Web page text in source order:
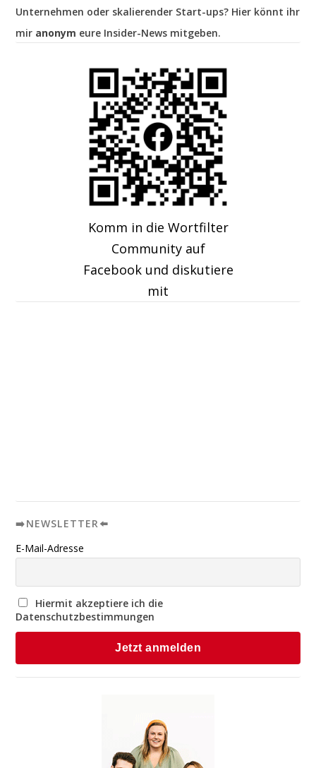
Unternehmen oder skalierender Start-ups? Hier könnt ihr
mir anonym eure Insider-News mitgeben.
Komm in die Wortfilter
Community auf
Facebook und diskutiere
mit
➡️NEWSLETTER⬅️
E-Mail-Adresse
Hiermit akzeptiere ich die
Datenschutzbestimmungen